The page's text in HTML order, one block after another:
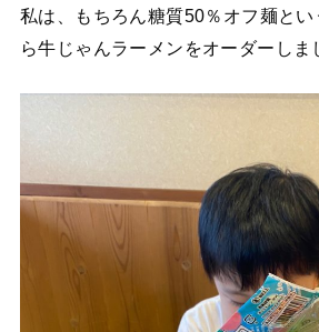
私は、もちろん糖質50％オフ麺と
ら牛じゃんラーメンをオーダーしま